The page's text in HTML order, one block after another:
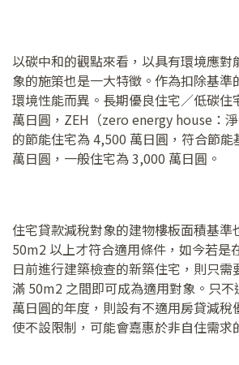
以碳中和的觀點來看，以具有環境應對
象的施策也是一大特徵。作為扣除基準
環境性能而異。長期優良住宅／低碳住
萬日圓，ZEH（zero energy house：
的節能住宅為 4,500 萬日圓，符合節
萬日圓，一般住宅為 3,000 萬日圓。
住宅貸款減稅對象的建物樓板面積基準
50m2 以上才符合適用條件，如今若是
日前進行建築檢查的新築住宅，則只
滿 50m2 之間即可成為適用對象。只
萬日圓的年度，則設有不適用房貸減稅
使不設限制，可能會嘉惠於非自住需求